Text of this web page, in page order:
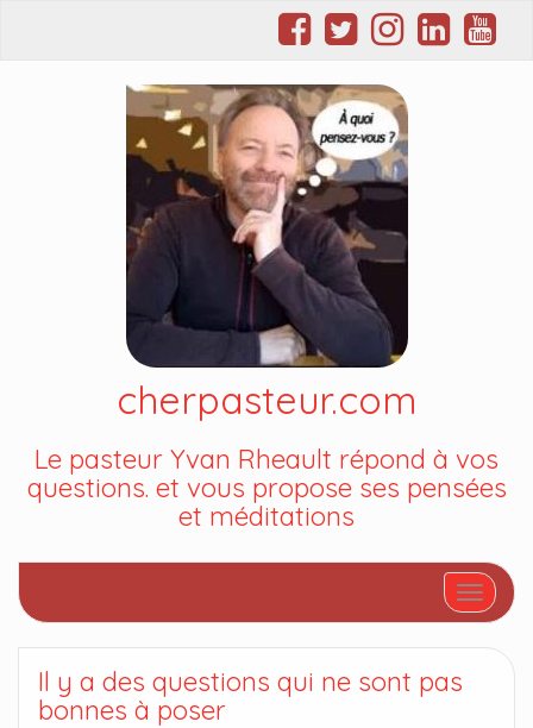
cherpasteur.com
Le pasteur Yvan Rheault répond à vos
questions. et vous propose ses pensées
et méditations
Afficher/
Il y a des questions qui ne sont pas
bonnes à poser